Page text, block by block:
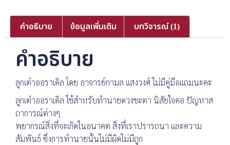
คำอธิบาย ข้อมูลเพิ่มเติม บทวิจารณ์ (1)
คำอธิบาย
ลูกเต๋าออราเคิล โดย อาจารย์กามล แสงวงศ์ ไม่มีคู่มือแถมนะคะ
ลูกเต๋าออราเคิล ใช้สำหรับทำนายดวงชะตา นิสัยใจคอ ปัญหาส
ถาการณ์ต่างๆ
พยากรณ์สิ่งที่จะเกิดในอนาคต สิ่งที่เราปรารถนา และความ
สัมพันธ์ ซึ่งการทำนายนั้นไม่มีผิดไม่มีถูก